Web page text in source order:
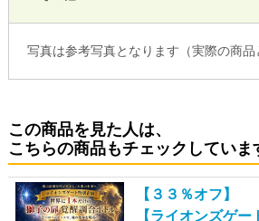
写真は参考写真となります（実際の商品
この商品を見た人は、
こちらの商品もチェックしていま
【３３％オフ】
【ライオンズゲ